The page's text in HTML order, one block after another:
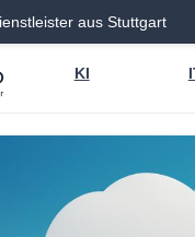
aus Stuttgart
KI